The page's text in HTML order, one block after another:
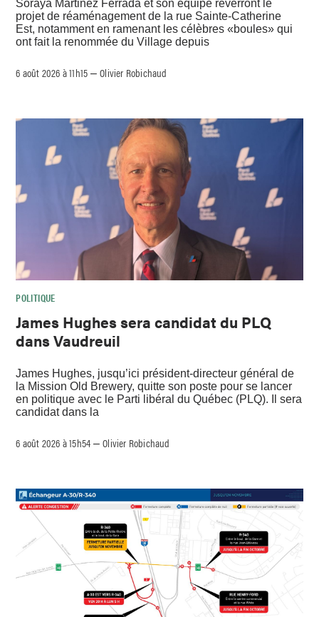
Soraya Martinez Ferrada et son équipe reverront le
projet de réaménagement de la rue Sainte-Catherine
Est, notamment en ramenant les célèbres «boules» qui
ont fait la renommée du Village depuis
6 août 2026 à 11h15 –Olivier Robichaud
POLITIQUE
James Hughes sera candidat du PLQ
dans Vaudreuil
James Hughes, jusqu’ici président-directeur général de
la Mission Old Brewery, quitte son poste pour se lancer
en politique avec le Parti libéral du Québec (PLQ). Il sera
candidat dans la
6 août 2026 à 15h54 –Olivier Robichaud